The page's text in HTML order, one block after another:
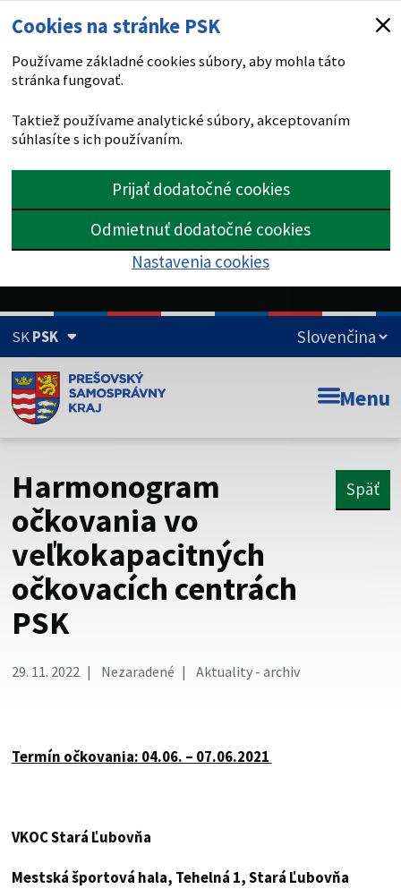
Cookies na stránke PSK
Používame základné cookies súbory, aby mohla táto
stránka fungovať.
Taktiež používame analytické súbory, akceptovaním
súhlasíte s ich používaním.
Prijať dodatočné cookies
Odmietnuť dodatočné cookies
Nastavenia cookies
SKPSK
Doména psk.sk je oficiálna
Toto je oficiálna webová stránka Prešovského
Táto stránka je zabezpečená
Buďte pozorní a vždy sa uistite, že zdieľate informácie iba
cez zabezpečenú webovú stránku. Zabezpečená stránka
vždy začína https:// pred názvom domény webového sídla.
Menu
Harmonogram
očkovania vo
veľkokapacitných
očkovacích centrách
PSK
Späť
29. 11. 2022 Nezaradené Aktuality - archiv
Termín očkovania: 04.06. – 07.06.2021
VKOC Stará Ľubovňa
Mestská športová hala, Tehelná 1, Stará Ľubovňa